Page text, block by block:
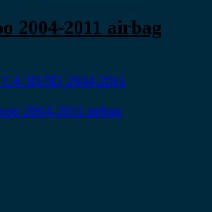
2004-2011 airbag
3D/5D 2004-2011